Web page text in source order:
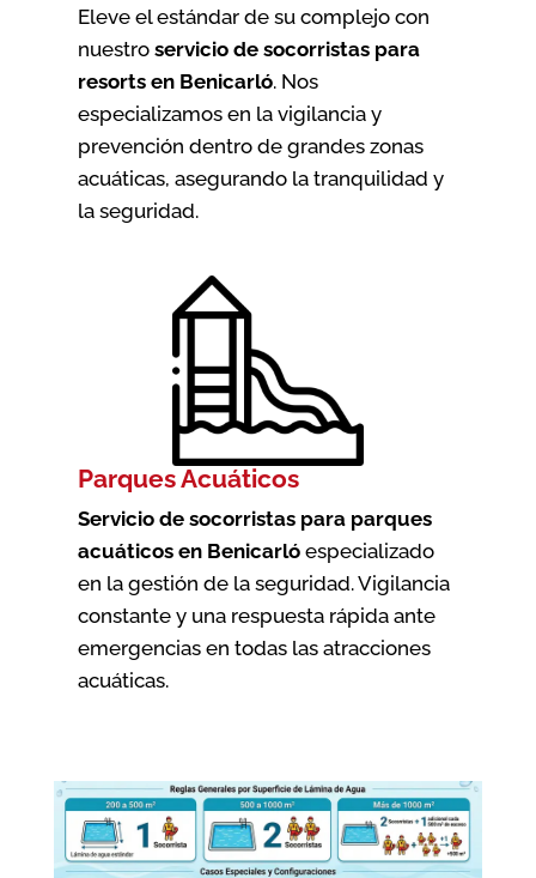
Eleve el estándar de su complejo con
nuestro servicio de socorristas para
resorts en Benicarló. Nos
especializamos en la vigilancia y
prevención dentro de grandes zonas
acuáticas, asegurando la tranquilidad y
la seguridad.
Parques Acuáticos
Servicio de socorristas para parques
acuáticos en Benicarló especializado
en la gestión de la seguridad. Vigilancia
constante y una respuesta rápida ante
emergencias en todas las atracciones
acuáticas.